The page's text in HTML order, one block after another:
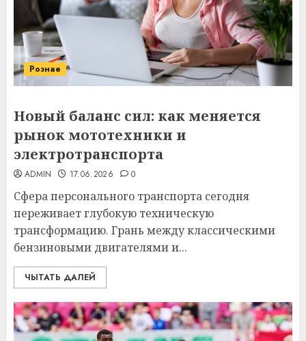
Рознае
Новый баланс сил: как меняется
рынок мототехники и
электротранспорта
ADMIN 17.06.2026 0
Сфера персонального транспорта сегодня
переживает глубокую техническую
трансформацию. Грань между классическими
бензиновыми двигателями и...
ЧЫТАТЬ ДАЛЕЙ